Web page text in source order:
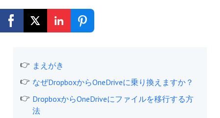
無料登録
まえがき
なぜDropboxからOneDriveに乗り換えますか？
DropboxからOneDriveにファイルを移行する方
法